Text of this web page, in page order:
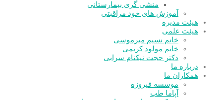
منشی گری بیمارستانی
آموزش های خود مراقبتی
هیئت مدیره
هیئت علمی
خانم نسیم میرموسی
خانم مولود کریمی
دکتر حجت نیکنام سرابی
درباره ما
همکاران ما
موسسه فیروزه
آپاما طب